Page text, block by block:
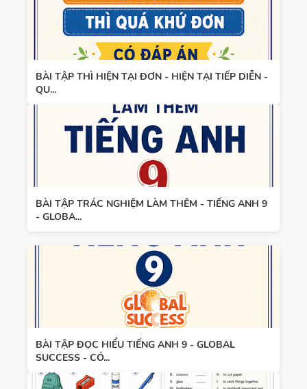
BÀI TẬP THÌ HIỆN TẠI ĐƠN - HIỆN TẠI TIẾP DIỄN -
QU...
BÀI TẬP TRÁC NGHIỆM LÀM THÊM - TIẾNG ANH 9
- GLOBA...
BÀI TẬP ĐỌC HIỂU TIẾNG ANH 9 - GLOBAL
SUCCESS - CÓ...